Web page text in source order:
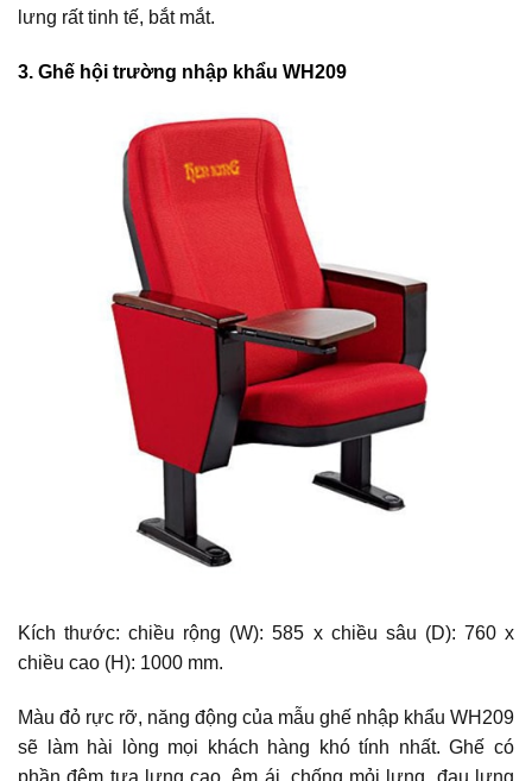
lưng rất tinh tế, bắt mắt.
3. Ghế hội trường nhập khẩu WH209
Kích thước: chiều rộng (W): 585 x chiều sâu (D): 760 x
chiều cao (H): 1000 mm.
Màu đỏ rực rỡ, năng động của mẫu ghế nhập khẩu WH209
sẽ làm hài lòng mọi khách hàng khó tính nhất. Ghế có
phần đệm tựa lưng cao, êm ái, chống mỏi lưng, đau lưng